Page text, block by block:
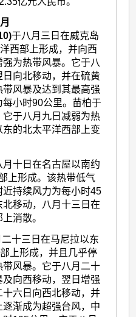
于八月三日在威克岛
西部上形成，并向西
为热带风暴。它于八
向北移动，并在硫黄
风暴及达到其最高强
小时90公里。苗柏于
于八月九日减弱为热
的北太平洋西部上变
十日在名古屋以南约
上形成。该热带低气
持续风力为每小时45
移动，八月十三日在
消散。
十三日在马尼拉以东
上形成，并且几乎停
风暴。它于八月二十
向西移动，翌日增强
六日向西北移动，并
渐成为超强台风，中